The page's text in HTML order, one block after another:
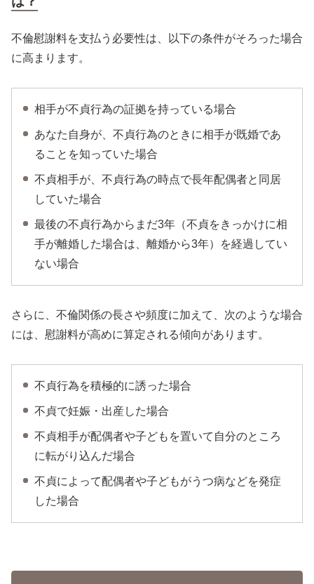
不倫慰謝料を支払う必要性は、以下の条件がそろった場合
に高まります。
相手が不貞行為の証拠を持っている場合
あなた自身が、不貞行為のときに相手が既婚であ
ることを知っていた場合
不貞相手が、不貞行為の時点で長年配偶者と同居
していた場合
最後の不貞行為からまだ3年（不貞をきっかけに相
手が離婚した場合は、離婚から3年）を経過してい
ない場合
さらに、不倫関係の長さや頻度に加えて、次のような場合
には、慰謝料が高めに算定される傾向があります。
不貞行為を積極的に誘った場合
不貞で妊娠・出産した場合
不貞相手が配偶者や子どもを置いて自分のところ
に転がり込んだ場合
不貞によって配偶者や子どもがうつ病などを発症
した場合